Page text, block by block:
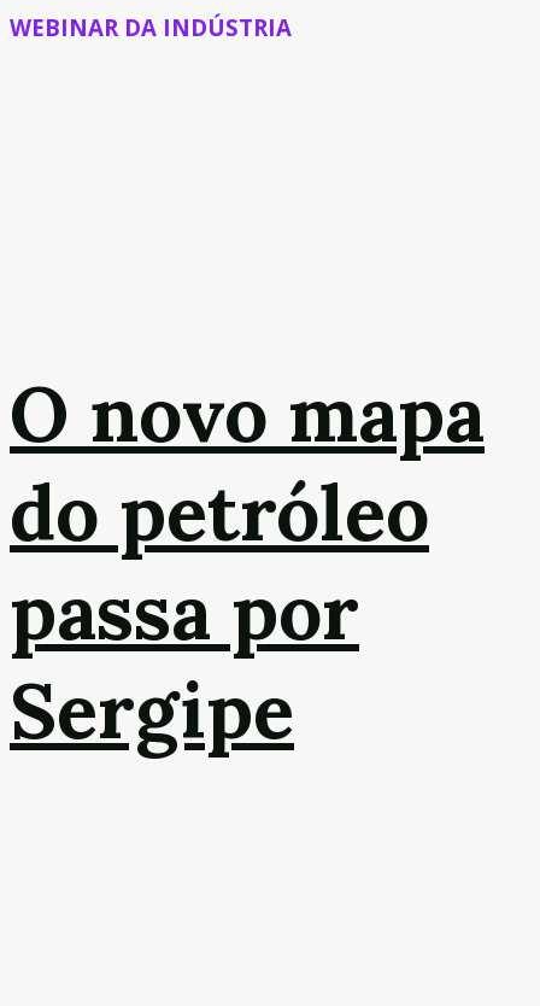
WEBINAR DA INDÚSTRIA
O novo mapa
do petróleo
passa por
Sergipe